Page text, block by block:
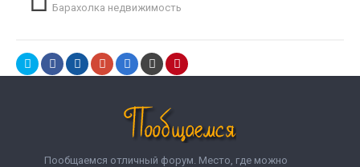
Барахолка недвижимость
Пообщаемся отличный форум. Место, где можно